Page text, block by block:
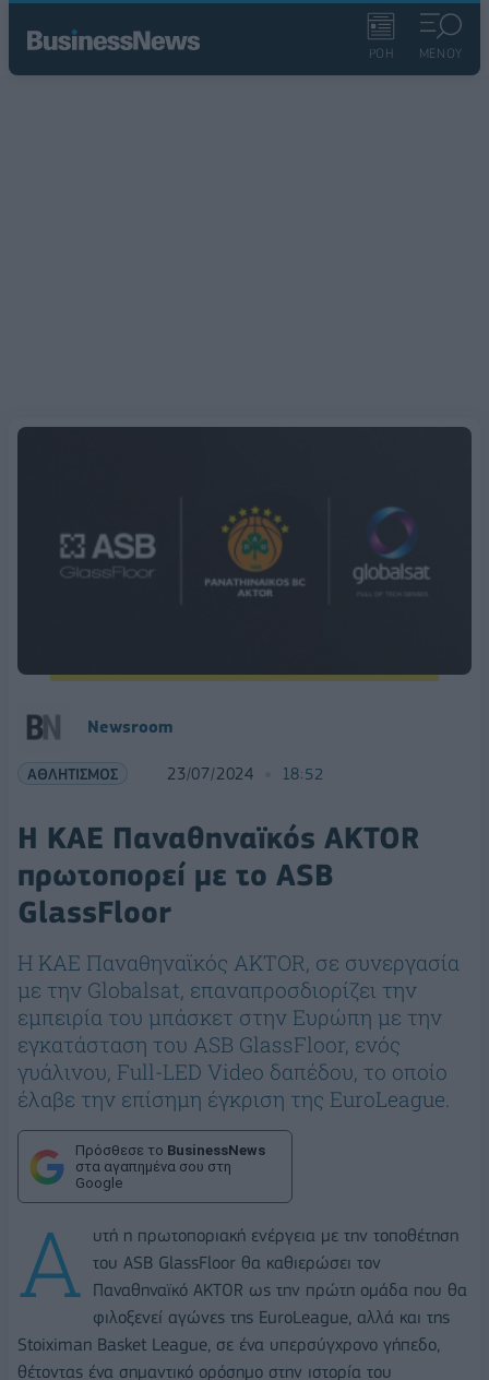
ΡΟΗ ΜΕΝΟΥ
Newsroom
ΑΘΛΗΤΙΣΜΟΣ 23/07/2024 18:52
Η ΚΑΕ Παναθηναϊκός AKTOR
πρωτοπορεί με το ASB
GlassFloor
H KAE Παναθηναϊκός AKTOR, σε συνεργασία
με την Globalsat, επαναπροσδιορίζει την
εμπειρία του μπάσκετ στην Ευρώπη με την
εγκατάσταση του ASB GlassFloor, ενός
γυάλινου, Full-LED Video δαπέδου, το οποίο
έλαβε την επίσημη έγκριση της EuroLeague.
Πρόσθεσε το BusinessNews
στα αγαπημένα σου στη
Google
Α
υτή η πρωτοποριακή ενέργεια με την τοποθέτηση
του ASB GlassFloor θα καθιερώσει τον
Παναθηναϊκό AKTOR ως την πρώτη ομάδα που θα
φιλοξενεί αγώνες της EuroLeague, αλλά και της
Stoiximan Basket League, σε ένα υπερσύγχρονο γήπεδο,
θέτοντας ένα σημαντικό ορόσημο στην ιστορία του